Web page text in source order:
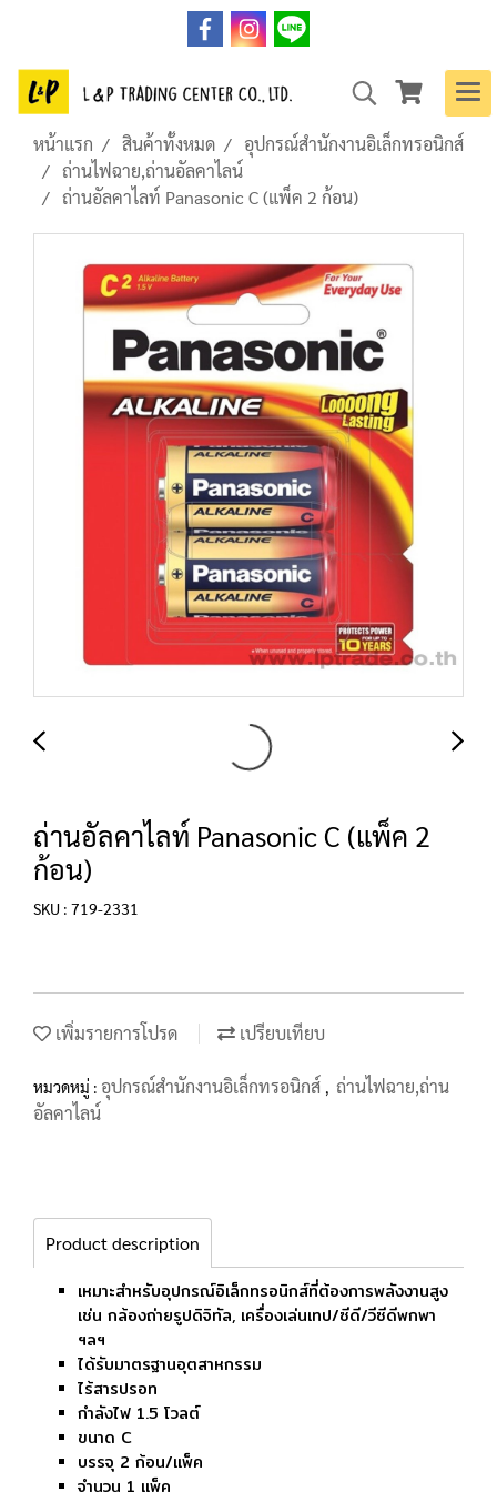
หน้าแรก สินค้าทั้งหมด
อุปกรณ์สำนักงานอิเล็กทรอนิกส์
ถ่านไฟฉาย,ถ่านอัลคาไลน์
ถ่านอัลคาไลท์ Panasonic C (แพ็ค 2 ก้อน)
ถ่านอัลคาไลท์ Panasonic C (แพ็ค 2
ก้อน)
SKU : 719-2331
เพิ่มรายการโปรด เปรียบเทียบ
หมวดหมู่ : อุปกรณ์สำนักงานอิเล็กทรอนิกส์ , ถ่านไฟฉาย,ถ่าน
อัลคาไลน์
Product description
เหมาะสำหรับอุปกรณ์อิเล็กทรอนิกส์ที่ต้องการพลังงานสูง
เช่น กล้องถ่ายรูปดิจิทัล, เครื่องเล่นเทป/ซีดี/วีซีดีพกพา
ฯลฯ
ได้รับมาตรฐานอุตสาหกรรม
ไร้สารปรอท
กำลังไฟ 1.5 โวลต์
ขนาด C
บรรจุ 2 ก้อน/แพ็ค
จำนวน 1 แพ็ค